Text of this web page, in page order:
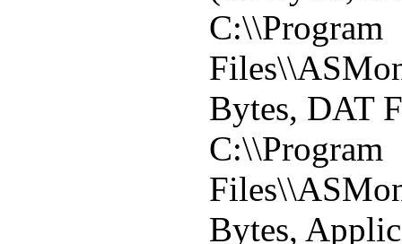
C:\\Program
Bytes, DAT
C:\\Program
Bytes,